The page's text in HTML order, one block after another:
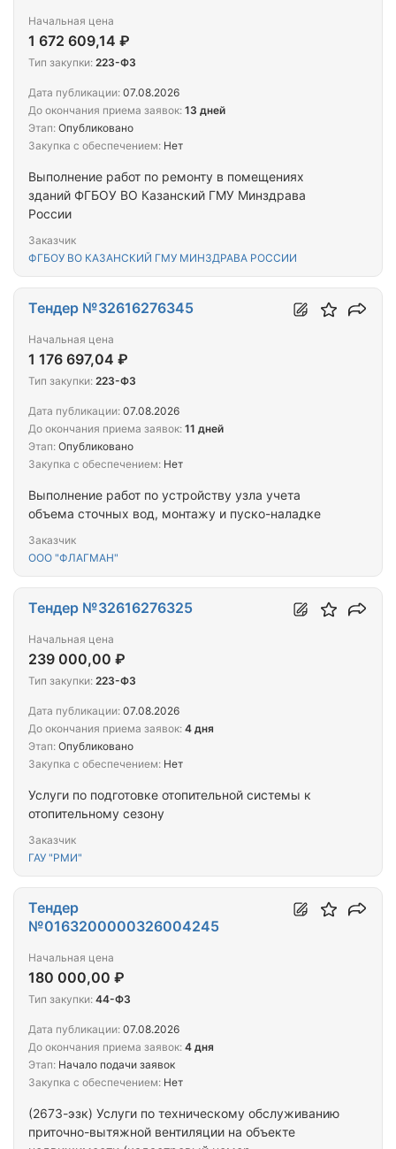
Выполнение работ по ремонту в помещениях
зданий ФГБОУ ВО Казанский ГМУ Минздрава
России
Заказчик
ФГБОУ ВО КАЗАНСКИЙ ГМУ МИНЗДРАВА РОССИИ
Начальная цена
1 672 609,14 ₽
Тип закупки: 223-ФЗ
Дата публикации: 07.08.2026
До окончания приема заявок: 13 дней
Этап: Опубликовано
Закупка с обеспечением: Нет
Выполнение работ по устройству узла учета
объема сточных вод, монтажу и пуско-наладке
Заказчик
ООО "ФЛАГМАН"
Тендер №32616276345
Начальная цена
1 176 697,04 ₽
Тип закупки: 223-ФЗ
Дата публикации: 07.08.2026
До окончания приема заявок: 11 дней
Этап: Опубликовано
Закупка с обеспечением: Нет
Услуги по подготовке отопительной системы к
отопительному сезону
Заказчик
ГАУ "РМИ"
Тендер №32616276325
Начальная цена
239 000,00 ₽
Тип закупки: 223-ФЗ
Дата публикации: 07.08.2026
До окончания приема заявок: 4 дня
Этап: Опубликовано
Закупка с обеспечением: Нет
(2673-эзк) Услуги по техническому обслуживанию
приточно-вытяжной вентиляции на объекте
Тендер
№0163200000326004245
Начальная цена
180 000,00 ₽
Тип закупки: 44-ФЗ
Дата публикации: 07.08.2026
До окончания приема заявок: 4 дня
Этап: Начало подачи заявок
Закупка с обеспечением: Нет